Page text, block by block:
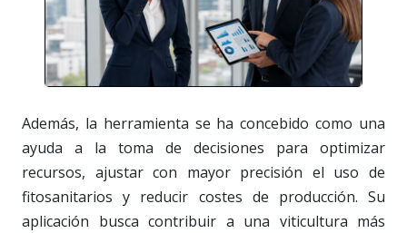
Además, la herramienta se ha concebido como una
ayuda a la toma de decisiones para optimizar
recursos, ajustar con mayor precisión el uso de
fitosanitarios y reducir costes de producción. Su
aplicación busca contribuir a una viticultura más